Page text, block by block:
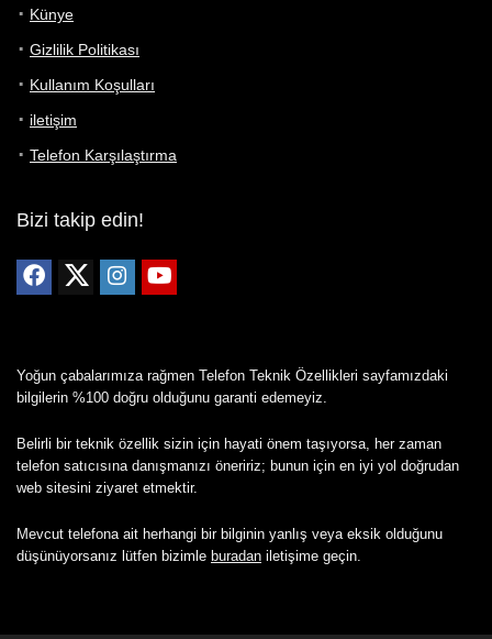
Künye
Gizlilik Politikası
Kullanım Koşulları
iletişim
Telefon Karşılaştırma
Bizi takip edin!
Yoğun çabalarımıza rağmen Telefon Teknik Özellikleri sayfamızdaki
bilgilerin %100 doğru olduğunu garanti edemeyiz.
Belirli bir teknik özellik sizin için hayati önem taşıyorsa, her zaman
telefon satıcısına danışmanızı öneririz; bunun için en iyi yol doğrudan
web sitesini ziyaret etmektir.
Mevcut telefona ait herhangi bir bilginin yanlış veya eksik olduğunu
düşünüyorsanız lütfen bizimle buradan iletişime geçin.